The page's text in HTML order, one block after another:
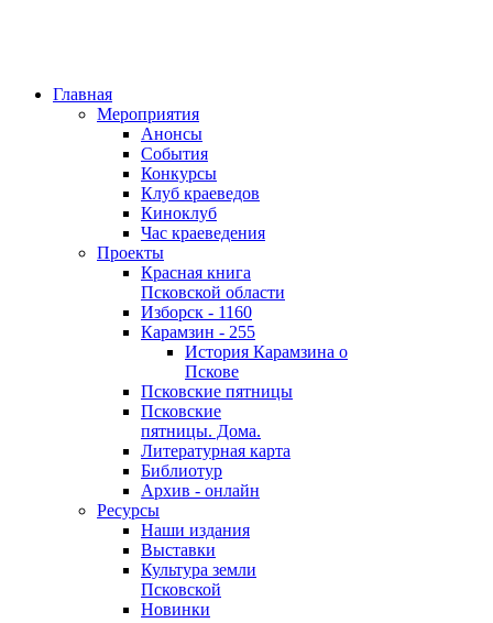
Главная
Мероприятия
Анонсы
События
Конкурсы
Клуб краеведов
Киноклуб
Час краеведения
Проекты
Красная книга
Псковской области
Изборск - 1160
Карамзин - 255
История Карамзина о
Пскове
Псковские пятницы
Псковские
пятницы. Дома.
Литературная карта
Библиотур
Архив - онлайн
Ресурсы
Наши издания
Выставки
Культура земли
Псковской
Новинки